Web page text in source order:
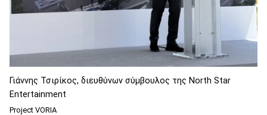
Γιάννης Τσιρίκος, διευθύνων σύμβουλος της North Star
Entertainment
Project VORIA